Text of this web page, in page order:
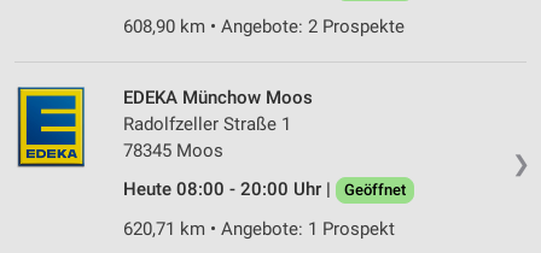
608,90 km • Angebote: 2 Prospekte
❯
EDEKA Münchow Moos
Radolfzeller Straße 1
78345 Moos
Heute 08:00 - 20:00 Uhr |
Geöffnet
620,71 km • Angebote: 1 Prospekt
Messung der Werbeleistung
Messung der Performance von Inhalten
Analyse von Zielgruppen durch Statistiken oder
Kombinationen von Daten aus verschiedenen